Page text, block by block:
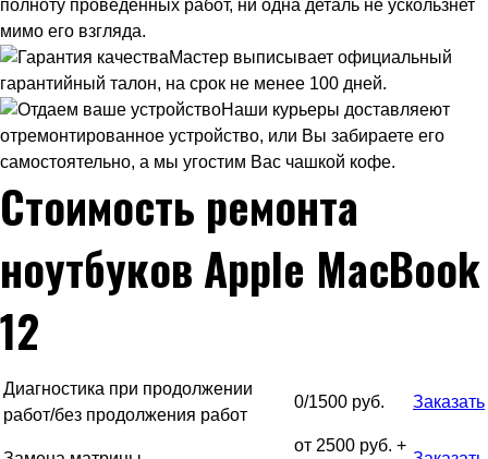
полноту проведенных работ, ни одна деталь не ускользнет
мимо его взгляда.
Мастер выписывает официальный
гарантийный талон, на срок не менее 100 дней.
Наши курьеры доставляеют
отремонтированное устройство, или Вы забираете его
самостоятельно, а мы угостим Вас чашкой кофе.
Стоимость ремонта
ноутбуков Apple MacBook
12
Диагностика при продолжении
работ/без продолжения работ
0/1500 руб. Заказать
от 2500 руб. +